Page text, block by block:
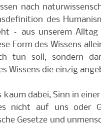
nach
des
– aus unserem
Form des Wissens
tun soll, sondern
Wissens die einzig
dabei, Sinn in
nicht auf uns oder
Gesetze und